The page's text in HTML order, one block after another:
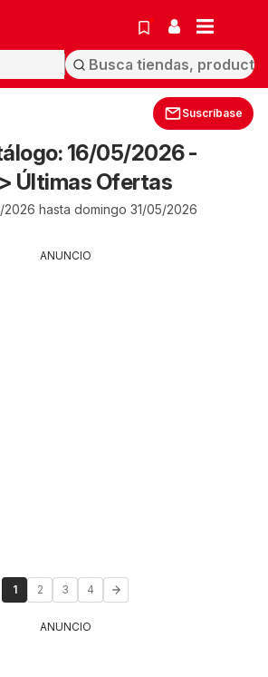
Suscríbase
16/05/2026 -
Últimas Ofertas
hasta domingo 31/05/2026
ANUNCIO
1 2 3 4
ANUNCIO